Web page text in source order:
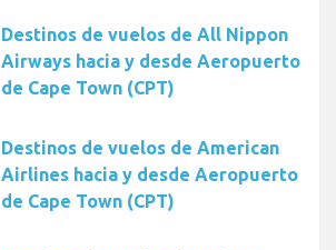
Destinos de vuelos de All Nippon
Airways hacia y desde Aeropuerto
de Cape Town (CPT)
Destinos de vuelos de American
Airlines hacia y desde Aeropuerto
de Cape Town (CPT)